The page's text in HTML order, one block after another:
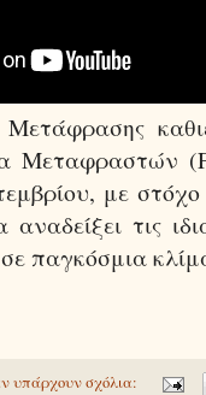
Μεταφραστών
με
τις
παγκόσμια
υπάρχουν σχόλια: